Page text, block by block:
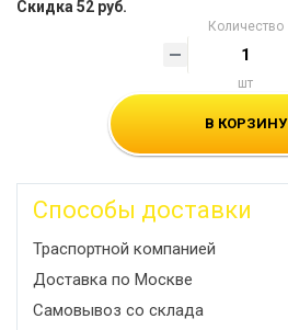
Скидка 52 руб.
Количество
шт
В КОРЗИНУ
Способы доставки
Траспортной компанией
Доставка по Москве
Самовывоз со склада